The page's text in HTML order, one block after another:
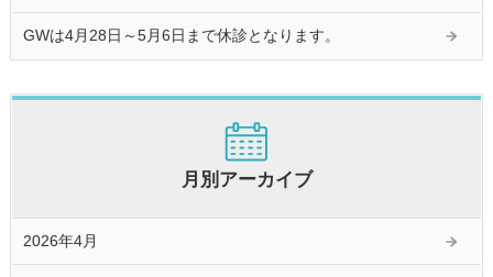
GWは4月28日～5月6日まで休診となります。
月別アーカイブ
2026年4月